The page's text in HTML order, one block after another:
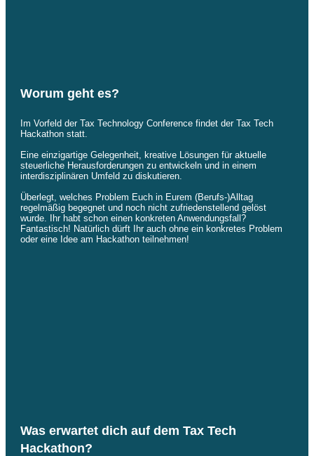
Worum geht es?
Im Vorfeld der Tax Technology Conference findet der Tax Tech
Hackathon statt.
Eine einzigartige Gelegenheit, kreative Lösungen für aktuelle
steuerliche Herausforderungen zu entwickeln und in einem
interdisziplinären Umfeld zu diskutieren.
Überlegt, welches Problem Euch in Eurem (Berufs-)Alltag
regelmäßig begegnet und noch nicht zufriedenstellend gelöst
wurde. Ihr habt schon einen konkreten Anwendungsfall?
Fantastisch! Natürlich dürft Ihr auch ohne ein konkretes Problem
oder eine Idee am Hackathon teilnehmen!
Was erwartet dich auf dem Tax Tech
Hackathon?